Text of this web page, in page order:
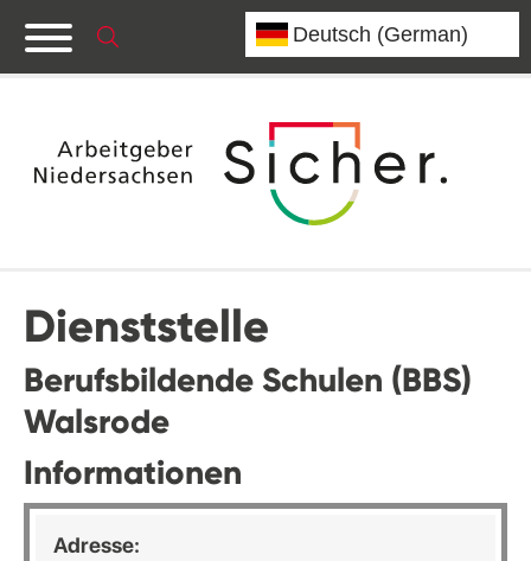
Dienststelle
Berufsbildende Schulen (BBS)
Walsrode
Informationen
Adresse: